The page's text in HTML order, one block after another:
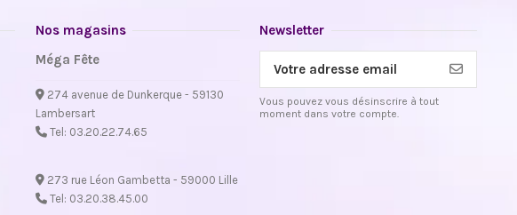
Nos magasins
Méga Fête
274 avenue de Dunkerque - 59130
Lambersart
Tel: 03.20.22.74.65
273 rue Léon Gambetta - 59000 Lille
Tel: 03.20.38.45.00
Newsletter
Vous pouvez vous désinscrire à tout
moment dans votre compte.